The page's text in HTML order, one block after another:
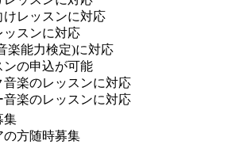
集
の方随時募集